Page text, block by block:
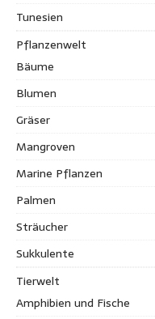
Tunesien
Pflanzenwelt
Bäume
Blumen
Gräser
Mangroven
Marine Pflanzen
Palmen
Sträucher
Sukkulente
Tierwelt
Amphibien und Fische